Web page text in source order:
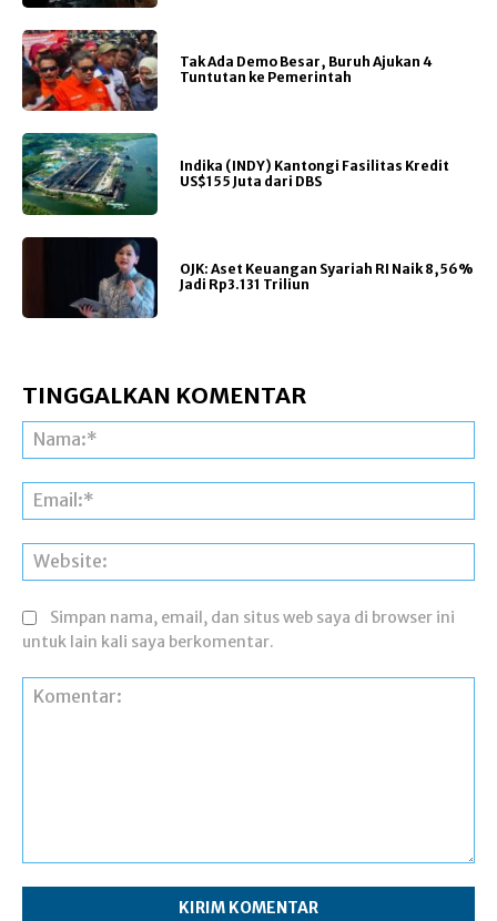
Tak Ada Demo Besar, Buruh Ajukan 4
Tuntutan ke Pemerintah
Indika (INDY) Kantongi Fasilitas Kredit
US$155 Juta dari DBS
OJK: Aset Keuangan Syariah RI Naik 8,56%
Jadi Rp3.131 Triliun
TINGGALKAN KOMENTAR
Simpan nama, email, dan situs web saya di browser ini
untuk lain kali saya berkomentar.